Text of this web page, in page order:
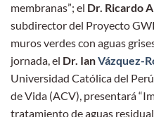
membranas”; el Dr. Ricardo
subdirector del Proyecto
muros verdes con aguas
jornada, el Dr. IanVázquez-
Universidad Católica del
de Vida (ACV), presentará
tratamiento de aguas